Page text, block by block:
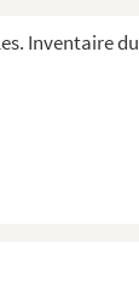
Inventaire